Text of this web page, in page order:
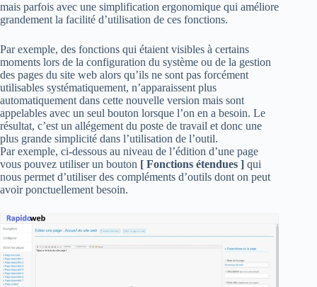
mais parfois avec une simplification ergonomique qui améliore
grandement la facilité d’utilisation de ces fonctions.
Par exemple, des fonctions qui étaient visibles à certains
moments lors de la configuration du système ou de la gestion
des pages du site web alors qu’ils ne sont pas forcément
utilisables systématiquement, n’apparaissent plus
automatiquement dans cette nouvelle version mais sont
appelables avec un seul bouton lorsque l’on en a besoin. Le
résultat, c’est un allégement du poste de travail et donc une
plus grande simplicité dans l’utilisation de l’outil.
Par exemple, ci-dessous au niveau de l’édition d’une page
vous pouvez utiliser un bouton [ Fonctions étendues ] qui
nous permet d’utiliser des compléments d’outils dont on peut
avoir ponctuellement besoin.